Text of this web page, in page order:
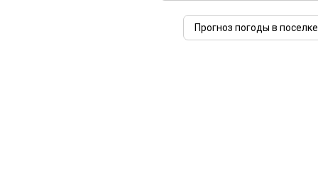
Прогноз погоды в